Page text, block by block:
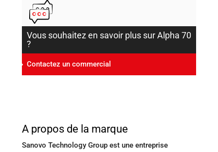
Vous souhaitez en savoir plus sur Alpha 70
?
Contactez un commercial
A propos de la marque
Sanovo Technology Group est une entreprise